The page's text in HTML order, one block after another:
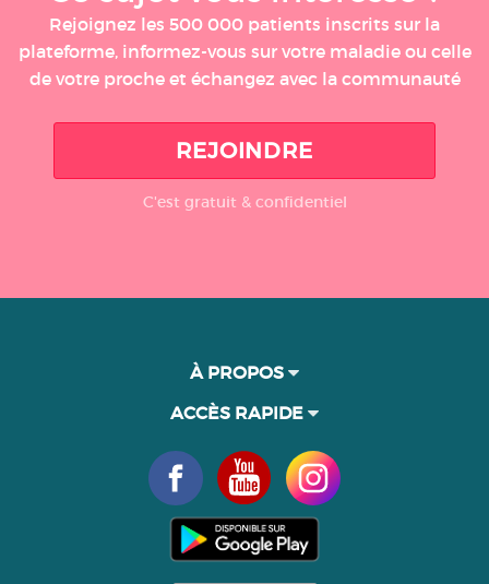
Rejoignez les 500 000 patients inscrits sur la
plateforme, informez-vous sur votre maladie ou celle
de votre proche et échangez avec la communauté
REJOINDRE
C'est gratuit & confidentiel
À PROPOS
ACCÈS RAPIDE